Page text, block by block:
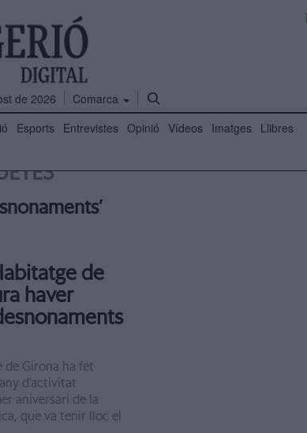
de 2026
Comarca
Esports Entrevistes Opinió Vídeos Imatges Llibres
de
haver
de Girona ha fet
d’activitat
aniversari de la
que va tenir lloc el